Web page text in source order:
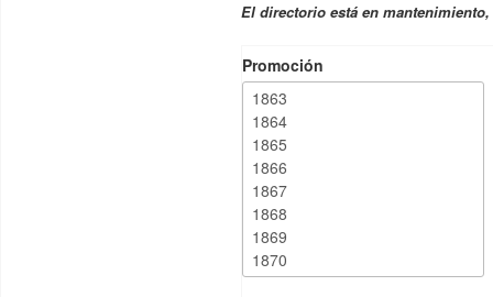
El directorio está en
Promoción